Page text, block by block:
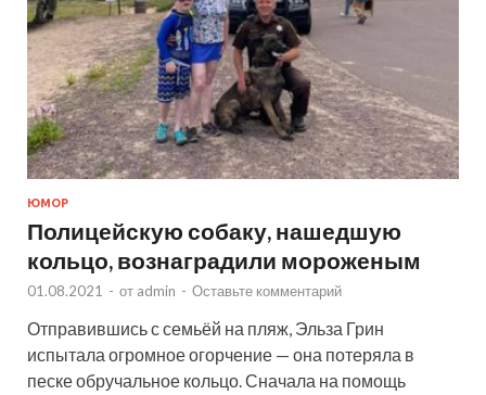
ЮМОР
Полицейскую собаку, нашедшую
кольцо, вознаградили мороженым
01.08.2021 - от admin - Оставьте комментарий
Отправившись с семьёй на пляж, Эльза Грин
испытала огромное огорчение — она потеряла в
песке обручальное кольцо. Сначала на помощь